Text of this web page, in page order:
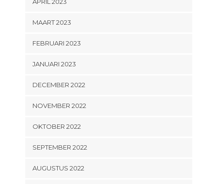
MAART 2023
FEBRUARI 2023
JANUARI 2023
DECEMBER 2022
NOVEMBER 2022
OKTOBER 2022
SEPTEMBER 2022
AUGUSTUS 2022